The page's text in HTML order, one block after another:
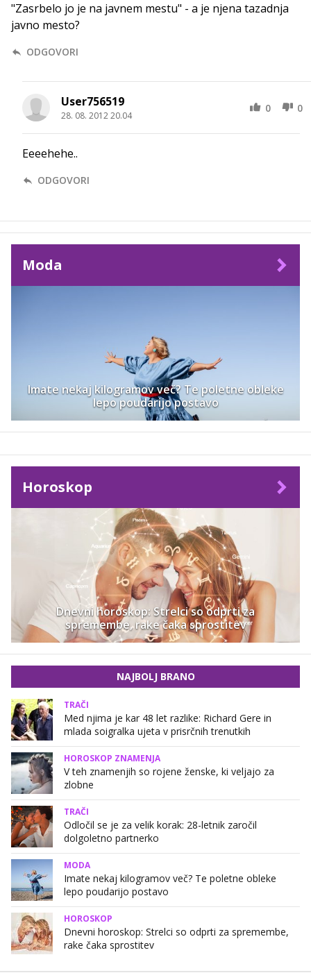
"Zasrbelo jo je na javnem mestu" - a je njena tazadnja
javno mesto?
ODGOVORI
User756519
28. 08. 2012 20.04
0 0
Eeeehehe..
ODGOVORI
Moda
Imate nekaj kilogramov več? Te poletne obleke
lepo poudarijo postavo
Horoskop
Dnevni horoskop: Strelci so odprti za
spremembe, rake čaka sprostitev
NAJBOLJ BRANO
TRAČI
Med njima je kar 48 let razlike: Richard Gere in
mlada soigralka ujeta v prisrčnih trenutkih
HOROSKOP ZNAMENJA
V teh znamenjih so rojene ženske, ki veljajo za
zlobne
TRAČI
Odločil se je za velik korak: 28-letnik zaročil
dolgoletno partnerko
MODA
Imate nekaj kilogramov več? Te poletne obleke
lepo poudarijo postavo
HOROSKOP
Dnevni horoskop: Strelci so odprti za spremembe,
rake čaka sprostitev